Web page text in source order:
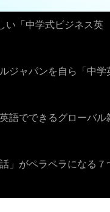
い「中学式ビジネス英
ジャパンを自ら「中学
語でできるグローバ
」がペラペラになる